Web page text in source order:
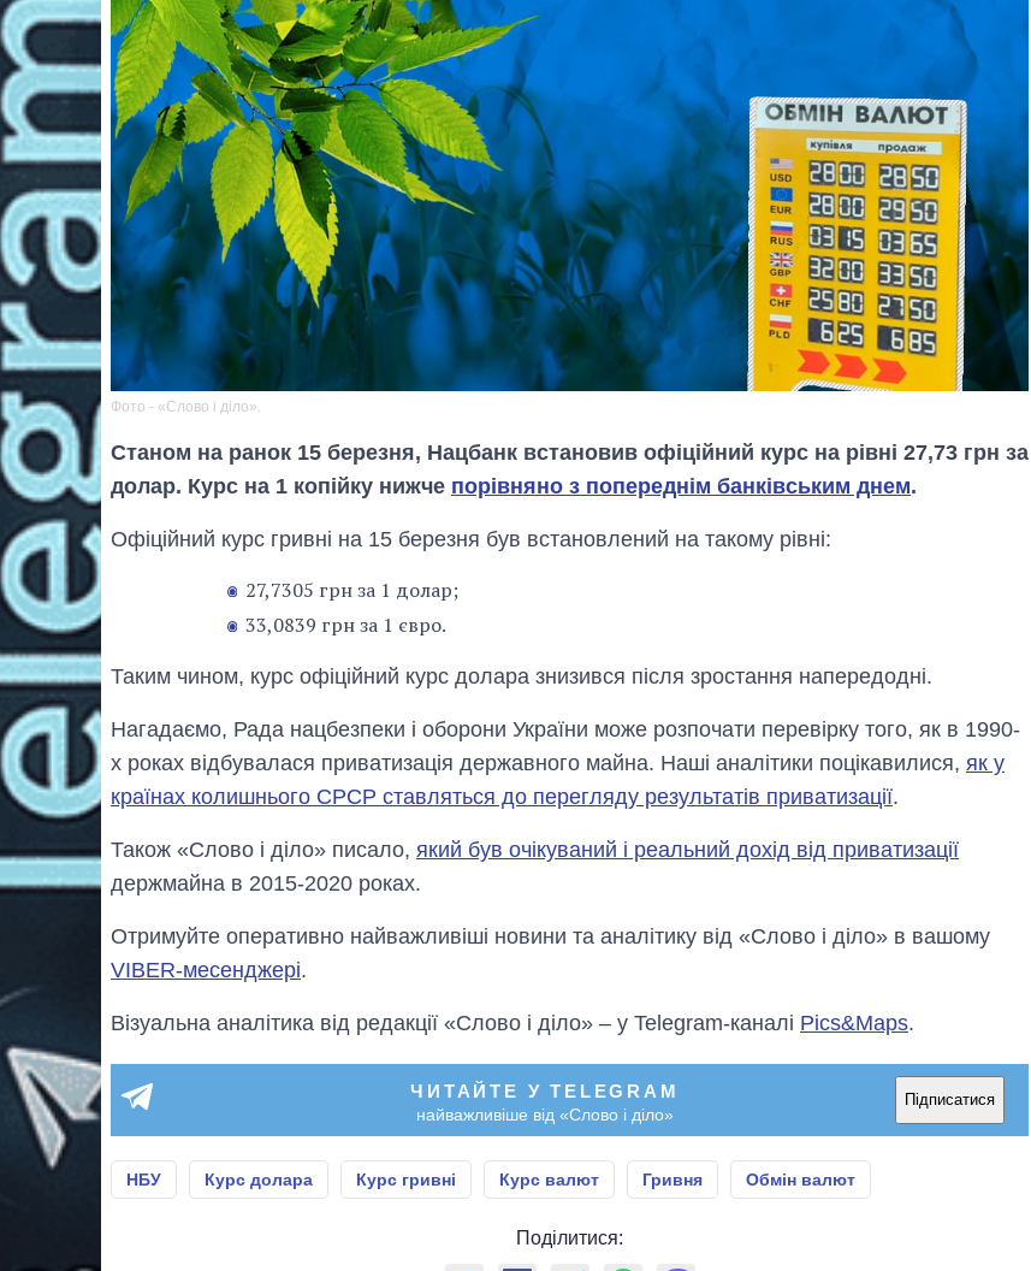
Фото - «Слово і діло».
Станом на ранок 15 березня, Нацбанк встановив офіційний курс на рівні 27,73 грн за
долар. Курс на 1 копійку нижче порівняно з попереднім банківським днем.
Офіційний курс гривні на 15 березня був встановлений на такому рівні:
27,7305 грн за 1 долар;
33,0839 грн за 1 євро.
Таким чином, курс офіційний курс долара знизився після зростання напередодні.
Нагадаємо, Рада нацбезпеки і оборони України може розпочати перевірку того, як в 1990-
х роках відбувалася приватизація державного майна. Наші аналітики поцікавилися, як у
країнах колишнього СРСР ставляться до перегляду результатів приватизації.
Також «Слово і діло» писало, який був очікуваний і реальний дохід від приватизації
держмайна в 2015-2020 роках.
Отримуйте оперативно найважливіші новини та аналітику від «Слово і діло» в вашому
VIBER-месенджері.
Візуальна аналітика від редакції «Слово і діло» – у Telegram-каналі Pics&Maps.
ЧИТАЙТЕ У TELEGRAM
найважливіше від «Слово і діло»
Підписатися
НБУ Курс долара Курс гривні Курс валют Гривня Обмін валют
Поділитися:
довго обіймав